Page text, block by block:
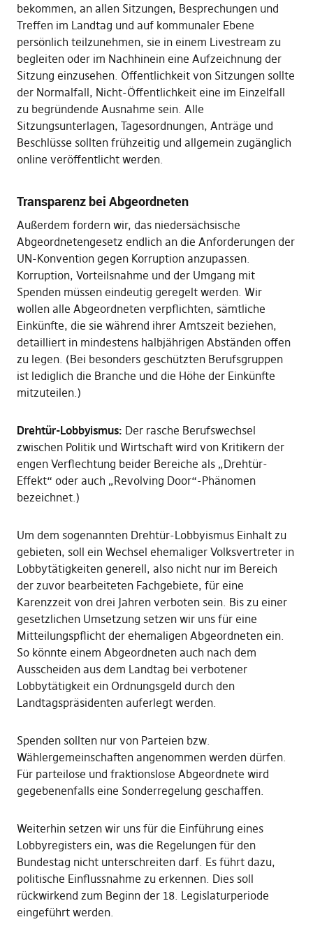
bekommen, an allen Sitzungen, Besprechungen und
Treffen im Landtag und auf kommunaler Ebene
persönlich teilzunehmen, sie in einem Livestream zu
begleiten oder im Nachhinein eine Aufzeichnung der
Sitzung einzusehen. Öffentlichkeit von Sitzungen sollte
der Normalfall, Nicht-Öffentlichkeit eine im Einzelfall
zu begründende Ausnahme sein. Alle
Sitzungsunterlagen, Tagesordnungen, Anträge und
Beschlüsse sollten frühzeitig und allgemein zugänglich
online veröffentlicht werden.
Transparenz bei Abgeordneten
Außerdem fordern wir, das niedersächsische
Abgeordnetengesetz endlich an die Anforderungen der
UN-Konvention gegen Korruption anzupassen.
Korruption, Vorteilsnahme und der Umgang mit
Spenden müssen eindeutig geregelt werden. Wir
wollen alle Abgeordneten verpflichten, sämtliche
Einkünfte, die sie während ihrer Amtszeit beziehen,
detailliert in mindestens halbjährigen Abständen offen
zu legen. (Bei besonders geschützten Berufsgruppen
ist lediglich die Branche und die Höhe der Einkünfte
mitzuteilen.)
Drehtür-Lobbyismus: Der rasche Berufswechsel
zwischen Politik und Wirtschaft wird von Kritikern der
engen Verflechtung beider Bereiche als „Drehtür-
Effekt“ oder auch „Revolving Door“-Phänomen
bezeichnet.)
Um dem sogenannten Drehtür-Lobbyismus Einhalt zu
gebieten, soll ein Wechsel ehemaliger Volksvertreter in
Lobbytätigkeiten generell, also nicht nur im Bereich
der zuvor bearbeiteten Fachgebiete, für eine
Karenzzeit von drei Jahren verboten sein. Bis zu einer
gesetzlichen Umsetzung setzen wir uns für eine
Mitteilungspflicht der ehemaligen Abgeordneten ein.
So könnte einem Abgeordneten auch nach dem
Ausscheiden aus dem Landtag bei verbotener
Lobbytätigkeit ein Ordnungsgeld durch den
Landtagspräsidenten auferlegt werden.
Spenden sollten nur von Parteien bzw.
Wählergemeinschaften angenommen werden dürfen.
Für parteilose und fraktionslose Abgeordnete wird
gegebenenfalls eine Sonderregelung geschaffen.
Weiterhin setzen wir uns für die Einführung eines
Lobbyregisters ein, was die Regelungen für den
Bundestag nicht unterschreiten darf. Es führt dazu,
politische Einflussnahme zu erkennen. Dies soll
rückwirkend zum Beginn der 18. Legislaturperiode
eingeführt werden.